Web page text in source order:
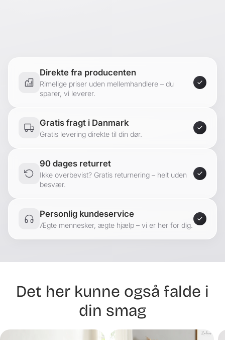
Direkte fra producenten
Rimelige priser uden mellemhandlere – du
sparer, vi leverer.
Gratis fragt i Danmark
Gratis levering direkte til din dør.
90 dages returret
Ikke overbevist? Gratis returnering – helt uden
besvær.
Personlig kundeservice
Ægte mennesker, ægte hjælp – vi er her for dig.
Det her kunne også falde i
din smag